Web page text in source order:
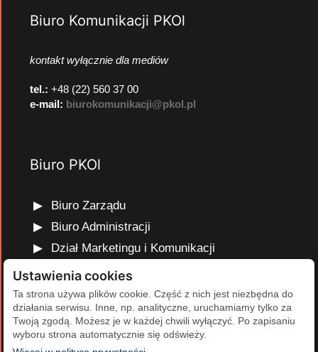
Biuro Komunikacji PKOl
kontakt wyłącznie dla mediów
tel.: +48 (22) 560 37 00
e-mail: biurokomunikacji@pkol.pl
Biuro PKOl
Biuro Zarządu
Biuro Administracji
Dział Marketingu i Komunikacji
Dział Edukacji Olimpijskiej
Dział Finansów i Kadr
Dział Projektów Olimpijskich
Dział Programów Rozwojowych
Ustawienia cookies
Ta strona używa plików cookie. Część z nich jest niezbędna do
działania serwisu. Inne, np. analityczne, uruchamiamy tylko za
Twoją zgodą. Możesz je w każdej chwili wyłączyć. Po zapisaniu
wyboru strona automatycznie się odświeży.